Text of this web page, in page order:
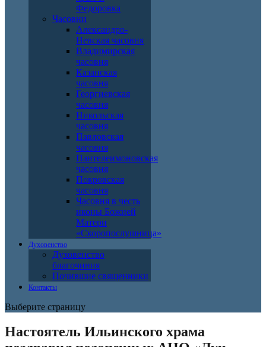
Федоровка
Часовни
Александро-
Невская часовня
Владимирская
часовня
Казанская
часовня
Георгиевская
часовня
Никольская
часовня
Павловская
часовня
Пантелеимоновская
часовня
Покровская
часовня
Часовня в честь
иконы Божией
Матери
«Скоропослушница»
Духовенство
Духовенство
благочиния
Почившие священники
Контакты
Выберите страницу
Настоятель Ильинского храма